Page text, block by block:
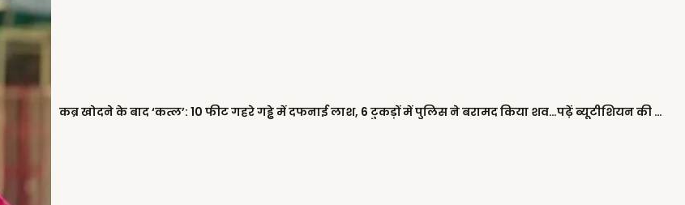
कब्र खोदने के बाद ‘कत्ल’: 10 फीट गहरे गड्ढे में दफनाई लाश, 6 टुकड़ों में पुलिस ने बरामद किया शव…पढ़ें ब्यूटीशियन की हत्या की खौफनाक कहानी